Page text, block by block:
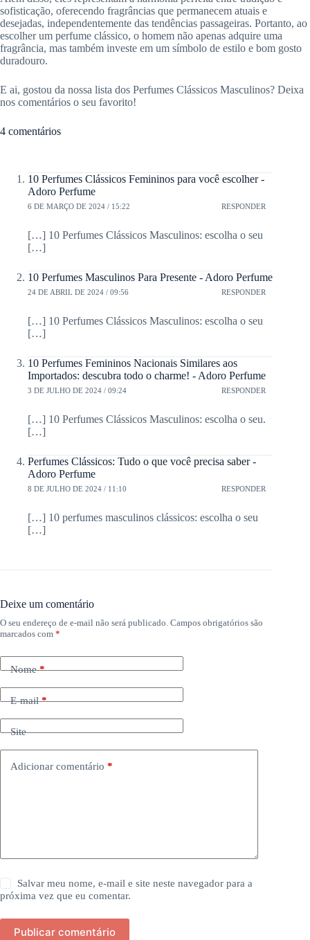
sofisticação, oferecendo fragrâncias que permanecem atuais e
desejadas, independentemente das tendências passageiras. Portanto, ao
escolher um perfume clássico, o homem não apenas adquire uma
fragrância, mas também investe em um símbolo de estilo e bom gosto
duradouro.
E ai, gostou da nossa lista dos Perfumes Clássicos Masculinos? Deixa
nos comentários o seu favorito!
4 comentários
10 Perfumes Clássicos Femininos para você escolher -
Adoro Perfume
6 DE MARÇO DE 2024 / 15:22 RESPONDER
[…] 10 Perfumes Clássicos Masculinos: escolha o seu
[…]
10 Perfumes Masculinos Para Presente - Adoro Perfume
24 DE ABRIL DE 2024 / 09:56 RESPONDER
[…] 10 Perfumes Clássicos Masculinos: escolha o seu
[…]
10 Perfumes Femininos Nacionais Similares aos
Importados: descubra todo o charme! - Adoro Perfume
3 DE JULHO DE 2024 / 09:24 RESPONDER
[…] 10 Perfumes Clássicos Masculinos: escolha o seu.
[…]
Perfumes Clássicos: Tudo o que você precisa saber -
Adoro Perfume
8 DE JULHO DE 2024 / 11:10 RESPONDER
[…] 10 perfumes masculinos clássicos: escolha o seu
[…]
Deixe um comentário
O seu endereço de e-mail não será publicado. Campos obrigatórios são
marcados com *
Nome*
E-mail*
Site
Adicionar comentário *
Salvar meu nome, e-mail e site neste navegador para a
próxima vez que eu comentar.
Publicar comentário